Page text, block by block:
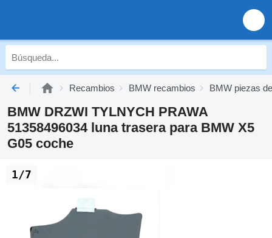
Recambios BMW recambios BMW piezas
BMW DRZWI TYLNYCH PRAWA
51358496034 luna trasera para BMW X5
G05 coche
1/7